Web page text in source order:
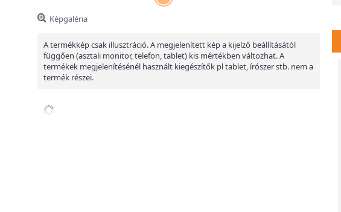
Képgaléria
A termékkép csak illusztráció. A megjelenített kép a kijelző beállításától
függően (asztali monitor, telefon, tablet) kis mértékben változhat. A
termékek megjelenítésénél használt kiegészítők pl tablet, írószer stb. nem a
termék részei.